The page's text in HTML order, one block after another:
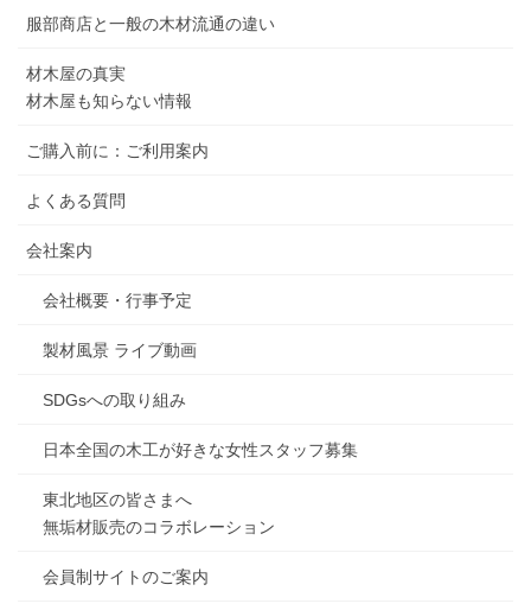
服部商店と一般の木材流通の違い
材木屋の真実
材木屋も知らない情報
ご購入前に：ご利用案内
よくある質問
会社案内
会社概要・行事予定
製材風景 ライブ動画
SDGsへの取り組み
日本全国の木工が好きな女性スタッフ募集
東北地区の皆さまへ
無垢材販売のコラボレーション
会員制サイトのご案内